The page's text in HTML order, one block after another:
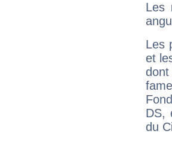
Les
Les
et
DS,
du